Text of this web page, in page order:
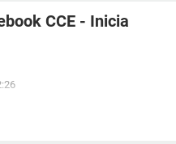
CCE - Inicia